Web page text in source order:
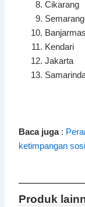
Cikarang
Semarang
Kendari
Jakarta
Baca juga:
ketimpangan
Produk